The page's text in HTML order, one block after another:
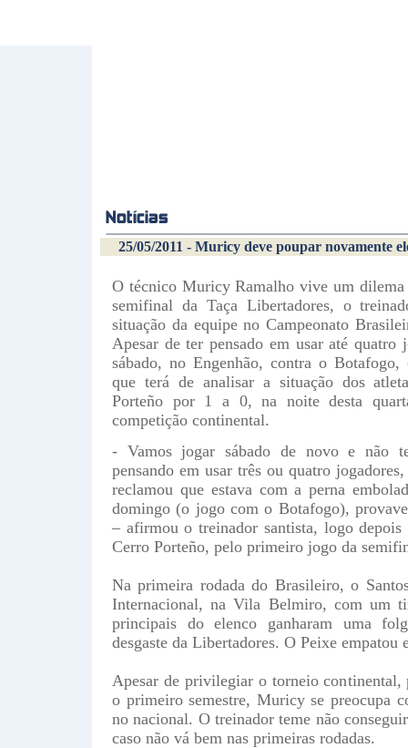
25/05/2011 - Muricy deve poupar novamente
O técnico Muricy Ramalho vive um dilema
semifinal da Taça Libertadores, o
situação da equipe no Campeonato
Apesar de ter pensado em usar até quatro
sábado, no Engenhão, contra o Botafogo,
que terá de analisar a situação dos
Porteño por 1 a 0, na noite desta
competição continental.
- Vamos jogar sábado de novo e não
pensando em usar três ou quatro
reclamou que estava com a perna
domingo (o jogo com o Botafogo),
– afirmou o treinador santista, logo
Cerro Porteño, pelo primeiro jogo da
Na primeira rodada do Brasileiro, o
Internacional, na Vila Belmiro, com um
principais do elenco ganharam uma
desgaste da Libertadores. O Peixe
Apesar de privilegiar o torneio continental,
o primeiro semestre, Muricy se preocupa
no nacional. O treinador teme não
caso não vá bem nas primeiras rodadas.